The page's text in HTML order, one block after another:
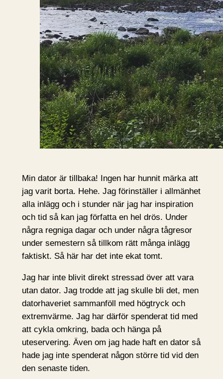
Min dator är tillbaka! Ingen har hunnit märka att
jag varit borta. Hehe. Jag förinställer i allmänhet
alla inlägg och i stunder när jag har inspiration
och tid så kan jag författa en hel drös. Under
några regniga dagar och under några tågresor
under semestern så tillkom rätt många inlägg
faktiskt. Så här har det inte ekat tomt.
Jag har inte blivit direkt stressad över att vara
utan dator. Jag trodde att jag skulle bli det, men
datorhaveriet sammanföll med högtryck och
extremvärme. Jag har därför spenderat tid med
att cykla omkring, bada och hänga på
uteservering. Även om jag hade haft en dator så
hade jag inte spenderat någon större tid vid den
den senaste tiden.